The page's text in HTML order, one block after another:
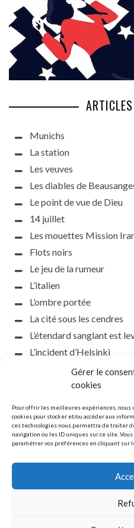
Gérer le
cookies
Pour offrir les meilleures expériences,
cookies pour stocker et/ou accéder aux
ces technologies nous permettra de traiter
navigation ou les ID uniques sur ce site.
paramétrer vos préférences en cliquant sur
Munichs
La station
Les veuves
Les diables de
Le point de vue de Dieu
14 juillet
Les mouettes Mission
Flots noirs
Le jeu de la rumeur
L’italien
L’ombre portée
La cité sous les cendres
L’étendard sanglant est
L’incident d’Helsinki
la petite fasciste
Toutes les nuances de la
Que s’obscurcissent le
Le silence